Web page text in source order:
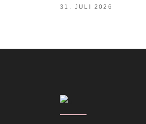
31. JULI 2026